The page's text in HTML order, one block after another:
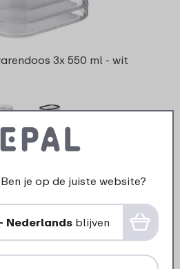
3x 550 ml - wit
2 kleuren
1399
Bestel
je op de juiste website?
Nederlands blijven